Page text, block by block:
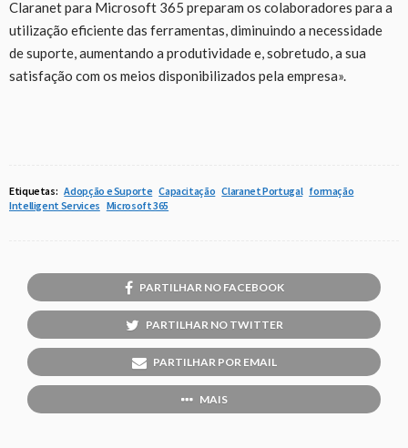
Claranet para Microsoft 365 preparam os colaboradores para a
utilização eficiente das ferramentas, diminuindo a necessidade
de suporte, aumentando a produtividade e, sobretudo, a sua
satisfação com os meios disponibilizados pela empresa».
Etiquetas: Adopção e Suporte Capacitação Claranet Portugal formação
Intelligent Services Microsoft 365
PARTILHAR NO FACEBOOK
PARTILHAR NO TWITTER
PARTILHAR POR EMAIL
MAIS